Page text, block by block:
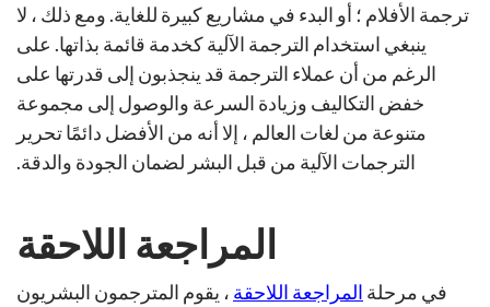
ترجمة الأفلام ؛ أو البدء في مشاريع كبيرة للغاية. ومع ذلك ، لا
ينبغي استخدام الترجمة الآلية كخدمة قائمة بذاتها. على
الرغم من أن عملاء الترجمة قد ينجذبون إلى قدرتها على
خفض التكاليف وزيادة السرعة والوصول إلى مجموعة
متنوعة من لغات العالم ، إلا أنه من الأفضل دائمًا تحرير
الترجمات الآلية من قبل البشر لضمان الجودة والدقة.
المراجعة اللاحقة
في مرحلة المراجعة اللاحقة ، يقوم المترجمون البشريون